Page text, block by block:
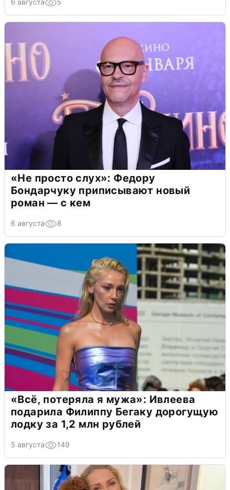
6 августа 5
«Не просто слух»: Федору
Бондарчуку приписывают новый
роман — с кем
6 августа 8
«Всё, потеряла я мужа»: Ивлеева
подарила Филиппу Бегаку дорогущую
лодку за 1,2 млн рублей
5 августа 149